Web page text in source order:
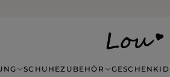
SCHUHEZUBEHÖR